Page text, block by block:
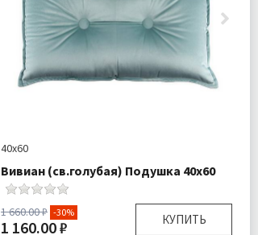
40х60
Вивиан (св.голубая) Подушка 40х60
1 660.00 ₽ -30%
1 160.00 ₽ КУПИТЬ